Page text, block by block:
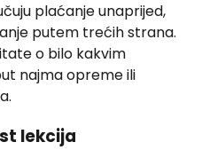
plaćanje unaprijed,
putem trećih strana.
o bilo kakvim
najma opreme ili
lekcija